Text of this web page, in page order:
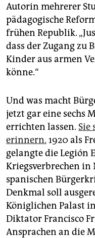
Autorin mehrerer
pädagogische
frühen Republik.
dass der Zugang zu
Kinder aus armen
könne.“
Und was macht
jetzt gar eine sechs
errichten lassen. Sie
erinnern. 1920 als
gelangte die Legión
Kriegsverbrechen
spanischen
Denkmal soll
Königlichen Palast
Diktator Francisco
Ansprachen an die